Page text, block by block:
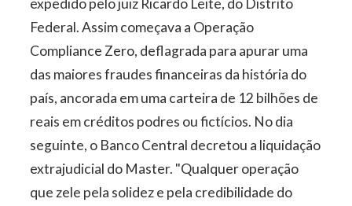
Federal. Assim começava a Operação
Compliance Zero, deflagrada para apurar uma
das maiores fraudes financeiras da história do
país, ancorada em uma carteira de 12 bilhões de
reais em créditos podres ou fictícios. No dia
seguinte, o Banco Central decretou a liquidação
extrajudicial do Master. "Qualquer operação
que zele pela solidez e pela credibilidade do